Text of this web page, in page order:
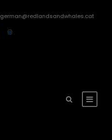
german@redlandsandwhales.cat